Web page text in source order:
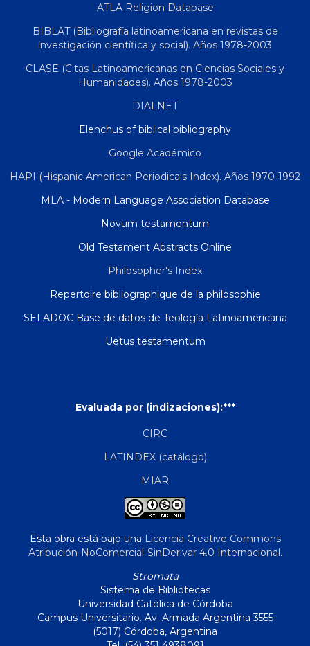
ATLA Religion Database
BIBLAT (Bibliografía latinoamericana en revistas de
investigación científica y social). Años 1978-2003
CLASE (Citas Latinoamericanas en Ciencias Sociales y
Humanidades). Años 1978-2003
DIALNET
Elenchus of biblical bibliography
Google Académico
HAPI (Hispanic American Periodicals Index). Años 1970-1992
MLA - Modern Language Association Database
Novum testamentum
Old Testament Abstracts Online
Philosopher's Index
Repertoire bibliographique de la philosophie
SELADOC Base de datos de Teología Latinoamericana
Uetus testamentum
Evaluada por (indizaciones):***
CIRC
LATINDEX (catálogo)
MIAR
Esta obra está bajo una Licencia Creative Commons
Atribución-NoComercial-SinDerivar 4.0 Internacional.
Stromata
Sistema de Bibliotecas
Universidad Católica de Córdoba
Campus Universitario. Av. Armada Argentina 3555
(5017) Córdoba, Argentina